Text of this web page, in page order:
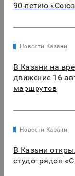
90-летию
Новости Казани
В Казани на
движение 16
маршрутов
Новости Казани
В Казани
студотрядов